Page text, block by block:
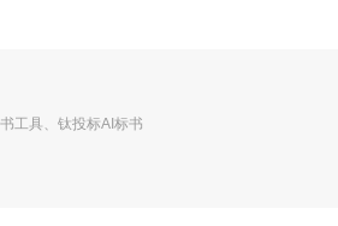
工具、钛投标AI标书